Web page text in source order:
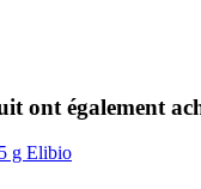
ont également